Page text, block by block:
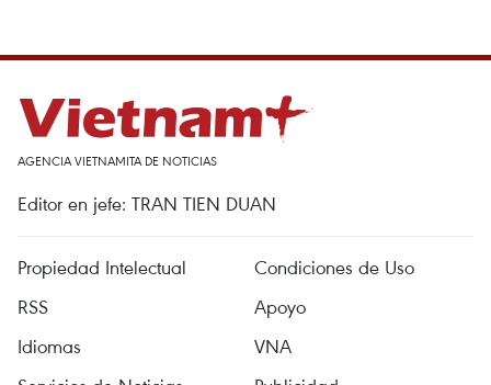
AGENCIA VIETNAMITA DE NOTICIAS
Editor en jefe: TRAN TIEN DUAN
Propiedad Intelectual
Condiciones de Uso
RSS
Apoyo
Idiomas
VNA